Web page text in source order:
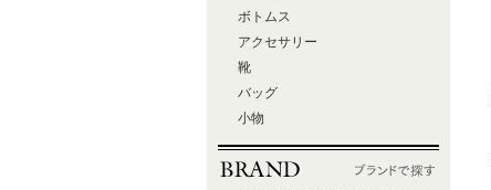
ボトムス
アクセサリー
靴
バッグ
小物